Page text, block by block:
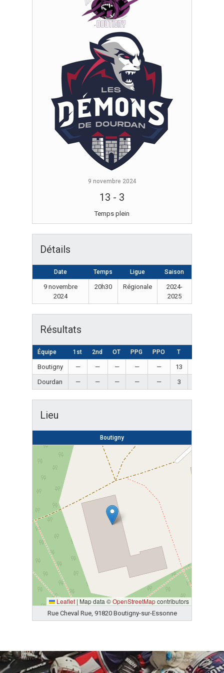
9 novembre 2024
13 - 3
Temps plein
Détails
Date Temps Ligue Saison
9 novembre
2024
20h30 Régionale
2024-
2025
Résultats
Équipe 1st 2nd OT PPG PPO T
Boutigny — — — — — 13
Dourdan
— — — — — 3
Lieu
Boutigny
Leaflet | Map data ©OpenStreetMapcontributors
Rue Cheval Rue, 91820 Boutigny-sur-Essonne